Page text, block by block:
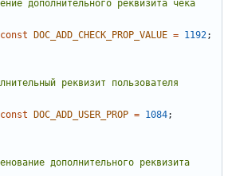
const DOC_ADD_CHECK_PROP_VALUE = 1192;
const DOC_ADD_USER_PROP = 1084;